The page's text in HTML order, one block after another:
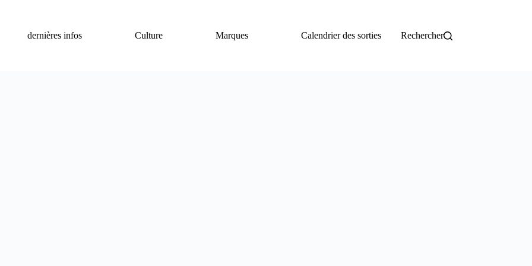
dernières infos
Culture Marques Calendrier des sorties Rechercher